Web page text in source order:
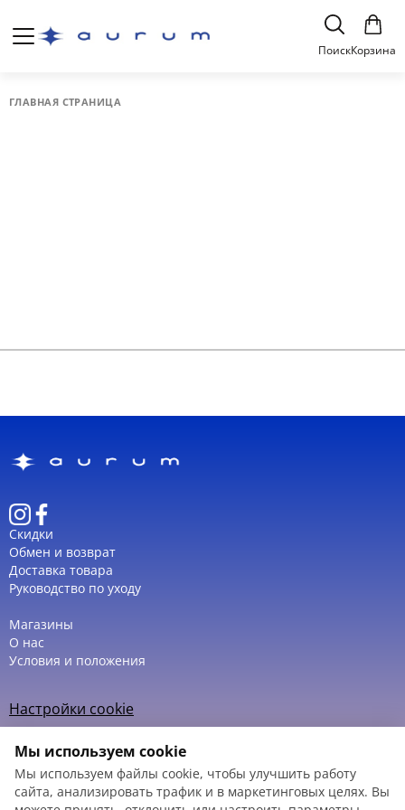
ПоискКорзина
ГЛАВНАЯ СТРАНИЦА
Скидки
Обмен и возврат
Доставка товара
Руководство по уходу
Магазины
О нас
Условия и положения
Настройки cookie
Мы используем cookie
Мы используем файлы cookie, чтобы улучшить работу
сайта, анализировать трафик и в маркетинговых целях. Вы